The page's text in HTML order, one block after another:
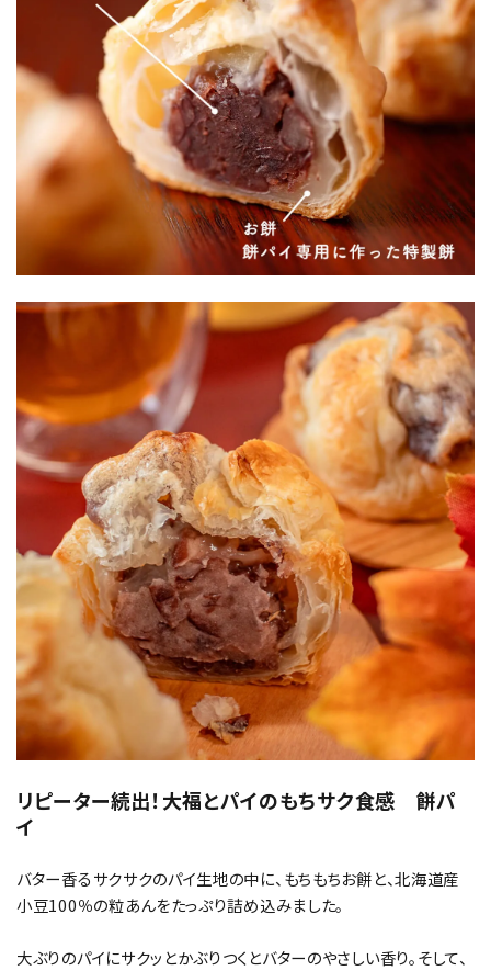
リピーター続出！大福とパイのもちサク食感 餅パ
イ
バター香るサクサクのパイ生地の中に、もちもちお餅と、北海道産
小豆100％の粒あんをたっぷり詰め込みました。
大ぶりのパイにサクッとかぶりつくとバターのやさしい香り。そして、